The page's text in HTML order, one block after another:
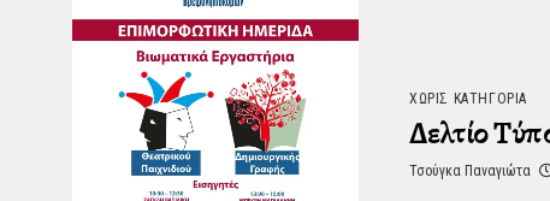
ΧΩΡΊΣ ΚΑΤΗΓΟΡΊΑ
Δελτίο
Τσούγκα Παναγιώτα